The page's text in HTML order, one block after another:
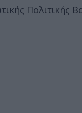
Πολιτικής